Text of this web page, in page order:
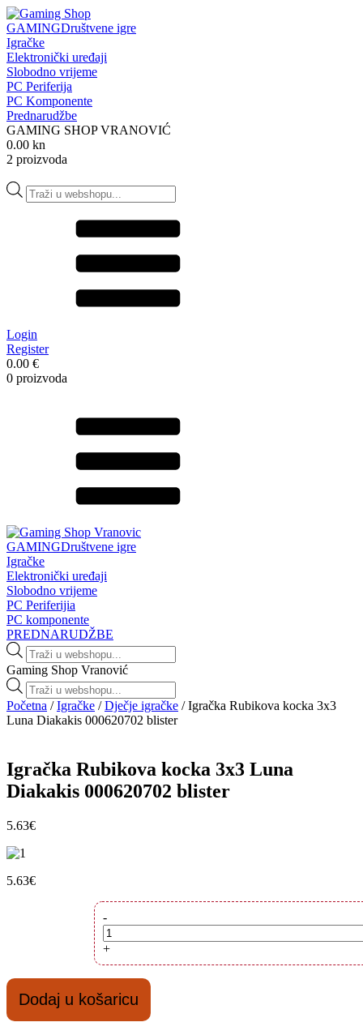
GAMINGDruštvene igre
Igračke
Elektronički uređaji
Slobodno vrijeme
PC Periferija
PC Komponente
Prednarudžbe
GAMING SHOP VRANOVIĆ
0.00 kn
2 proizvoda
Products
search
Login
Register
0.00 €
0 proizvoda
GAMINGDruštvene igre
Igračke
Elektronički uređaji
Slobodno vrijeme
PC Periferijia
PC komponente
PREDNARUDŽBE
Products
search
Gaming Shop Vranović
Products
search
Početna /Igračke /Dječje igračke / Igračka Rubikova kocka 3x3
Luna Diakakis 000620702 blister
Igračka Rubikova kocka 3x3 Luna
Diakakis 000620702 blister
5.63€
5.63€
-Igračka
Rubikova
kocka
Diakakis
000620702
blister
+
Dodaj u košaricu